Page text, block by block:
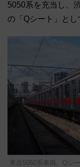
5050系を充当し、
の「Qシート」とし
東急5050系車両。Qシ